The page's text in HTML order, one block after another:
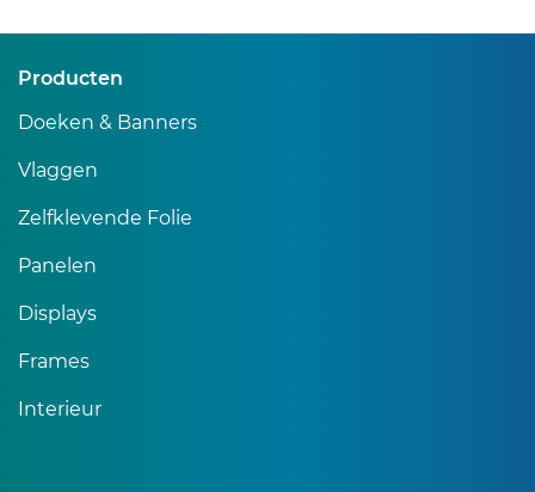
Producten
Doeken & Banners
Vlaggen
Zelfklevende Folie
Panelen
Displays
Frames
Interieur